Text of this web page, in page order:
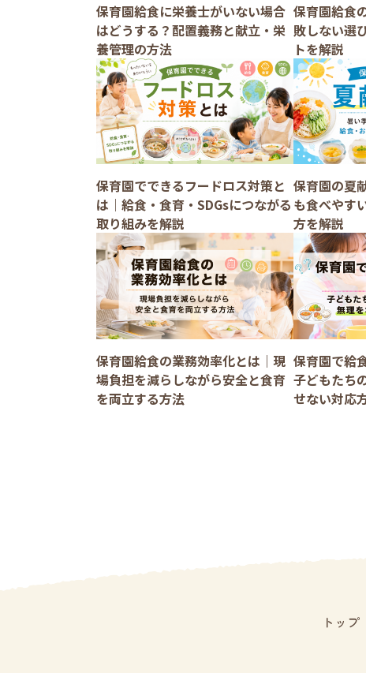
保育園給食に栄養士がいない場合
はどうする？配置義務と献立・栄
養管理の方法
保育園給食
敗しない選
トを解説
保育園でできるフードロス対策と
は｜給食・食育・SDGsにつながる
取り組みを解説
保育園の夏
も食べやす
方を解説
保育園給食の業務効率化とは｜現
場負担を減らしながら安全と食育
を両立する方法
保育園で給
子どもたち
せない対応
トップ